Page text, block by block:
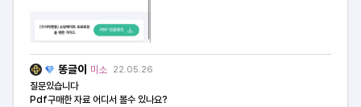
똥글이 미소 22.05.26
질문있습니다
Pdf구매한 자료 어디서 볼수 있나요?